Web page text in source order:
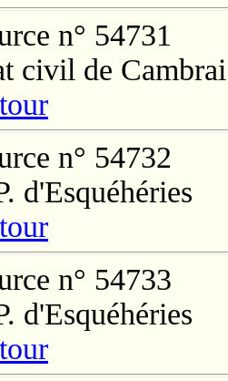
n° 54731
civil de
n° 54732
d'Esquéhéries
n° 54733
d'Esquéhéries